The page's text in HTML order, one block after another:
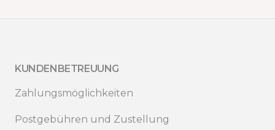
KUNDENBETREUUNG
Zahlungsmöglichkeiten
Postgebühren und Zustellung